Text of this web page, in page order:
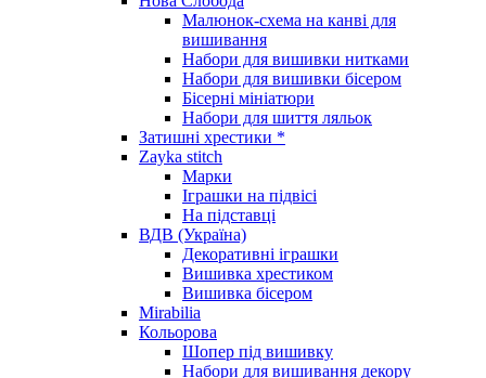
Малюнок-схема на канві для
вишивання
Набори для вишивки нитками
Набори для вишивки бісером
Бісерні мініатюри
Набори для шиття ляльок
Затишні хрестики *
Zayka stitch
Марки
Іграшки на підвісі
На підставці
ВДВ (Україна)
Декоративні іграшки
Вишивка хрестиком
Вишивка бісером
Mirabilia
Кольорова
Шопер під вишивку
Набори для вишивання декору